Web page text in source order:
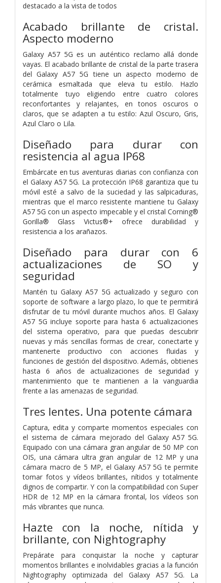
destacado a la vista de todos
Acabado brillante de cristal.
Aspecto moderno
Galaxy A57 5G es un auténtico reclamo allá donde
vayas. El acabado brillante de cristal de la parte trasera
del Galaxy A57 5G tiene un aspecto moderno de
cerámica esmaltada que eleva tu estilo. Hazlo
totalmente tuyo eligiendo entre cuatro colores
reconfortantes y relajantes, en tonos oscuros o
claros, que se adapten a tu estilo: Azul Oscuro, Gris,
Azul Claro o Lila.
Diseñado para durar con
resistencia al agua IP68
Embárcate en tus aventuras diarias con confianza con
el Galaxy A57 5G. La protección IP68 garantiza que tu
móvil esté a salvo de la suciedad y las salpicaduras,
mientras que el marco resistente mantiene tu Galaxy
A57 5G con un aspecto impecable y el cristal Corning®
Gorilla® Glass Victus®+ ofrece durabilidad y
resistencia a los arañazos.
Diseñado para durar con 6
actualizaciones de SO y
seguridad
Mantén tu Galaxy A57 5G actualizado y seguro con
soporte de software a largo plazo, lo que te permitirá
disfrutar de tu móvil durante muchos años. El Galaxy
A57 5G incluye soporte para hasta 6 actualizaciones
del sistema operativo, para que puedas descubrir
nuevas y más sencillas formas de crear, conectarte y
mantenerte productivo con acciones fluidas y
funciones de gestión del dispositivo. Además, obtienes
hasta 6 años de actualizaciones de seguridad y
mantenimiento que te mantienen a la vanguardia
frente a las amenazas de seguridad.
Tres lentes. Una potente cámara
Captura, edita y comparte momentos especiales con
el sistema de cámara mejorado del Galaxy A57 5G.
Equipado con una cámara gran angular de 50 MP con
OIS, una cámara ultra gran angular de 12 MP y una
cámara macro de 5 MP, el Galaxy A57 5G te permite
tomar fotos y vídeos brillantes, nítidos y totalmente
dignos de compartir. Y con la compatibilidad con Super
HDR de 12 MP en la cámara frontal, los vídeos son
más vibrantes que nunca.
Hazte con la noche, nítida y
brillante, con Nightography
Prepárate para conquistar la noche y capturar
momentos brillantes e inolvidables gracias a la función
Nightography optimizada del Galaxy A57 5G. La